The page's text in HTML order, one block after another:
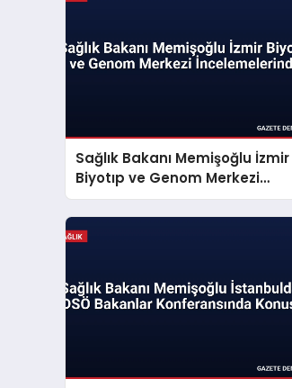
Sağlık Bakanı Memişoğlu İzmir
Biyotıp ve Genom Merkezi
İncelemelerinde